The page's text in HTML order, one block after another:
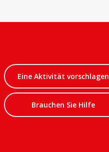
Eine Aktivität vorschlagen
Brauchen Sie Hilfe